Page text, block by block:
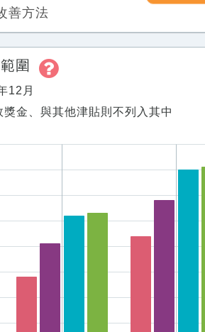
善方法
圍
12月
金、與其他津貼則不列入其中